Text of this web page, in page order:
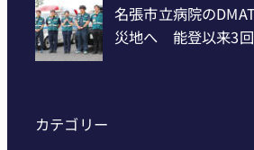
カテゴリー